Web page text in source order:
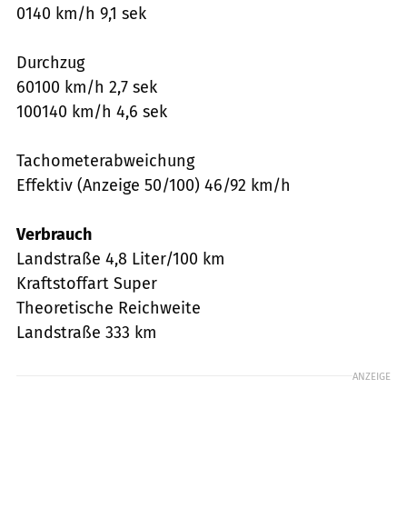
0140 km/h 9,1 sek
Durchzug
60100 km/h 2,7 sek
100140 km/h 4,6 sek
Tachometerabweichung
Effektiv (Anzeige 50/100) 46/92 km/h
Verbrauch
Landstraße 4,8 Liter/100 km
Kraftstoffart Super
Theoretische Reichweite
Landstraße 333 km
ANZEIGE